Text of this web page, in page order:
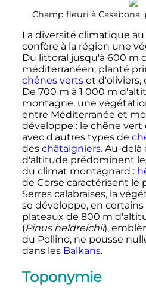
Champ fleuri à
La diversité climatique au
confère à la région une
Du littoral jusqu'à 600 m
méditerranéen, planté
chênes vertset d'oliviers,
De 700 m à 1 000 m
montagne, une
entre Méditerranée et
développe : le chêne
avec d'autres types de
des châtaigniers. Au-delà
d'altitude prédominent
du climat montagnard :
de Corse caractérisent le
Serres calabraises, la
se développe, en
plateaux de 800 m
(Pinus heldreichii),
du Pollino, ne pousse
dans les Balkans.
Toponymie